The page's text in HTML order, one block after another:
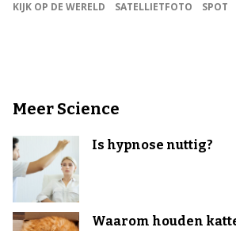
KIJK OP DE WERELD
SATELLIETFOTO SPOT
Meer Science
Is hypnose nuttig?
Waarom houden